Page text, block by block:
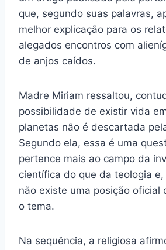
que, segundo suas palavras,
melhor explicação para os
alegados encontros com
de anjos caídos.
Madre Miriam ressaltou,
possibilidade de existir vida
planetas não é descartada
Segundo ela, essa é uma
pertence mais ao campo da
científica do que da teologia
não existe uma posição oficial
o tema.
Na sequência, a religiosa